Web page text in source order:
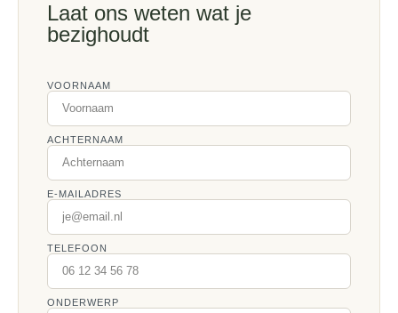
Laat ons weten wat je
bezighoudt
VOORNAAM
ACHTERNAAM
E-MAILADRES
TELEFOON
ONDERWERP